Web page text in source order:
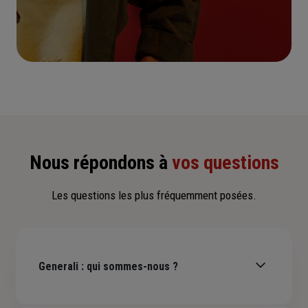
Voir tous les avis
Nous répondons à vos questions
Les questions les plus fréquemment posées.
Generali : qui sommes-nous ?